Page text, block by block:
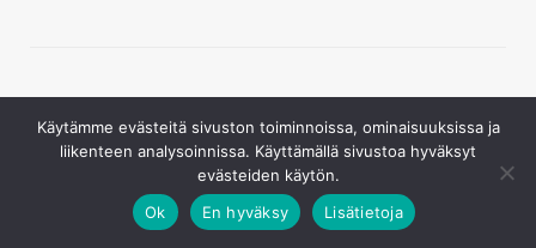
Käytämme evästeitä sivuston toiminnoissa, ominaisuuksissa ja
liikenteen analysoinnissa. Käyttämällä sivustoa hyväksyt
evästeiden käytön.
Ok
En hyväksy Lisätietoja